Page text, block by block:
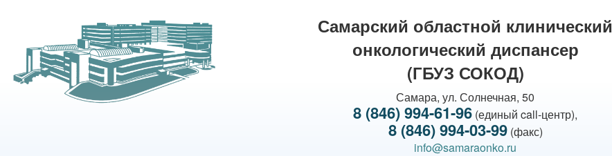
Самарский областной клинический
онкологический диспансер
(ГБУЗ СОКОД)
Самара, ул. Солнечная, 50
8 (846) 994-61-96 (единый call-центр),
8 (846) 994-03-99(факс)
info@samaraonko.ru